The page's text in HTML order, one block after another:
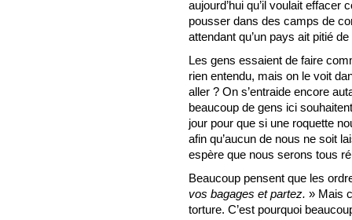
aujourd’hui qu’il voulait
pousser dans des camps de
attendant qu’un pays ait pitié
Les gens essaient de faire
rien entendu, mais on le voit
aller ? On s’entraide encore
beaucoup de gens ici
jour pour que si une roquette
afin qu’aucun de nous ne soit
espère que nous serons tous
Beaucoup pensent que les
vos bagages et partez. » Mais
torture. C’est pourquoi